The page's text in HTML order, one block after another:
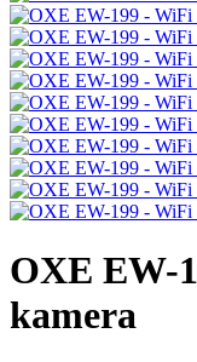
OXE EW-
kamera